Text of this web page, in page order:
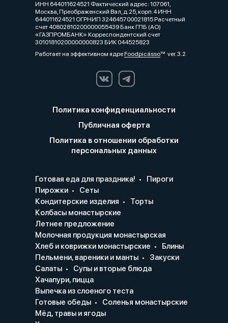
ИНН 644011624521 Фактический адрес: 107061,
Москва, Преображенский Вал, д.25, корп.4 ИНН
644011624521 ОГРНИП 324645700021815 Расчетный
счет 40802810200000055439 Банк ГПБ (АО)
«ГАЗПРОМБАНК» Корреспондентский счет
30101810200000000823 БИК 044525823
Работает на эффективном ядреFoodpicássover. 3.2
Политика конфиденциальности
Публичная оферта
Политика в отношении обработки
персональных данных
Готовая еда для праздника!
Пироги
Пирожки
Сеты
Кондитерские изделия
Торты
Колбасы монастырские
Летнее предложение
Молочная продукция монастырская
Хлеб и коврижки монастырские
Блины
Пельмени, вареники и манты
Закуски
Салаты
Супы и вторые блюда
Хачапури, пицца
Выпечка из слоеного теста
Готовые обеды
Соленья монастырские
Мёд, травы и ягоды